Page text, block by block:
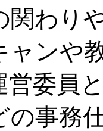
関わり
ャンや
営委員
の事務